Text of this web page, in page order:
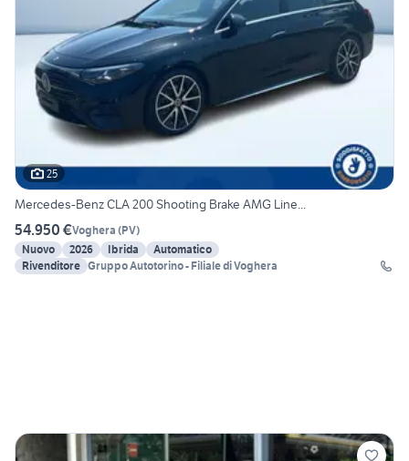
25
Mercedes-Benz CLA 200 Shooting Brake AMG Line...
54.950 €Voghera (PV)
Nuovo
2026 Ibrida
Automatico
Rivenditore Gruppo Autotorino - Filiale di Voghera